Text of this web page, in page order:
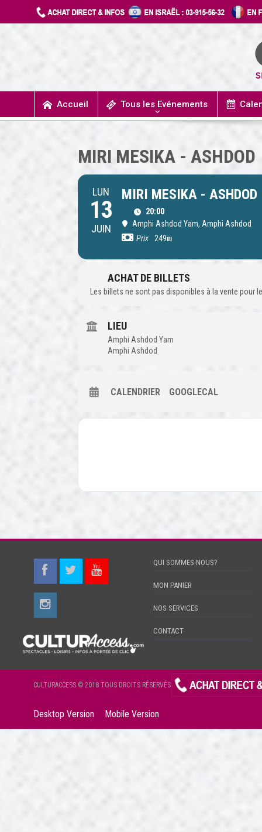
Accueil Tous les Evénements
MIRI MESIKA - ASHDOD
LUN
13
JUIN
MIRI MESIKA - ASHDOD
20:00
Amphi Ashdod Yam, Amphi Ashdod
Prix
249₪
ACHAT DE BILLETS
Les billets ne sont pas disponibles à la vente pour
LIEU
Amphi Ashdod Yam
Amphi Ashdod
CALENDRIER GOOGLECAL
QUI SOMMES-NOUS?
MON PANIER
NOS SERVICES
CONTACT
CULTURACCESS © 2018 TOUS DROITS RÉSERVÉS
Desktop Version Mobile Version